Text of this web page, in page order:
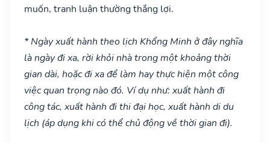
muốn, tranh luận thường thắng lợi.
* Ngày xuất hành theo lịch Khổng Minh ở đây nghĩa
là ngày đi xa, rời khỏi nhà trong một khoảng thời
gian dài, hoặc đi xa để làm hay thực hiện một công
việc quan trọng nào đó. Ví dụ như: xuất hành đi
công tác, xuất hành đi thi đại học, xuất hành di du
lịch (áp dụng khi có thể chủ động về thời gian đi).